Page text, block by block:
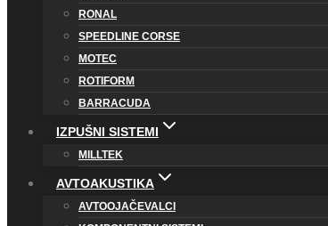
RONAL
SPEEDLINE CORSE
MOTEC
ROTIFORM
BARRACUDA
IZPUŠNI SISTEMI
MILLTEK
AVTOAKUSTIKA
AVTOOJAČEVALCI